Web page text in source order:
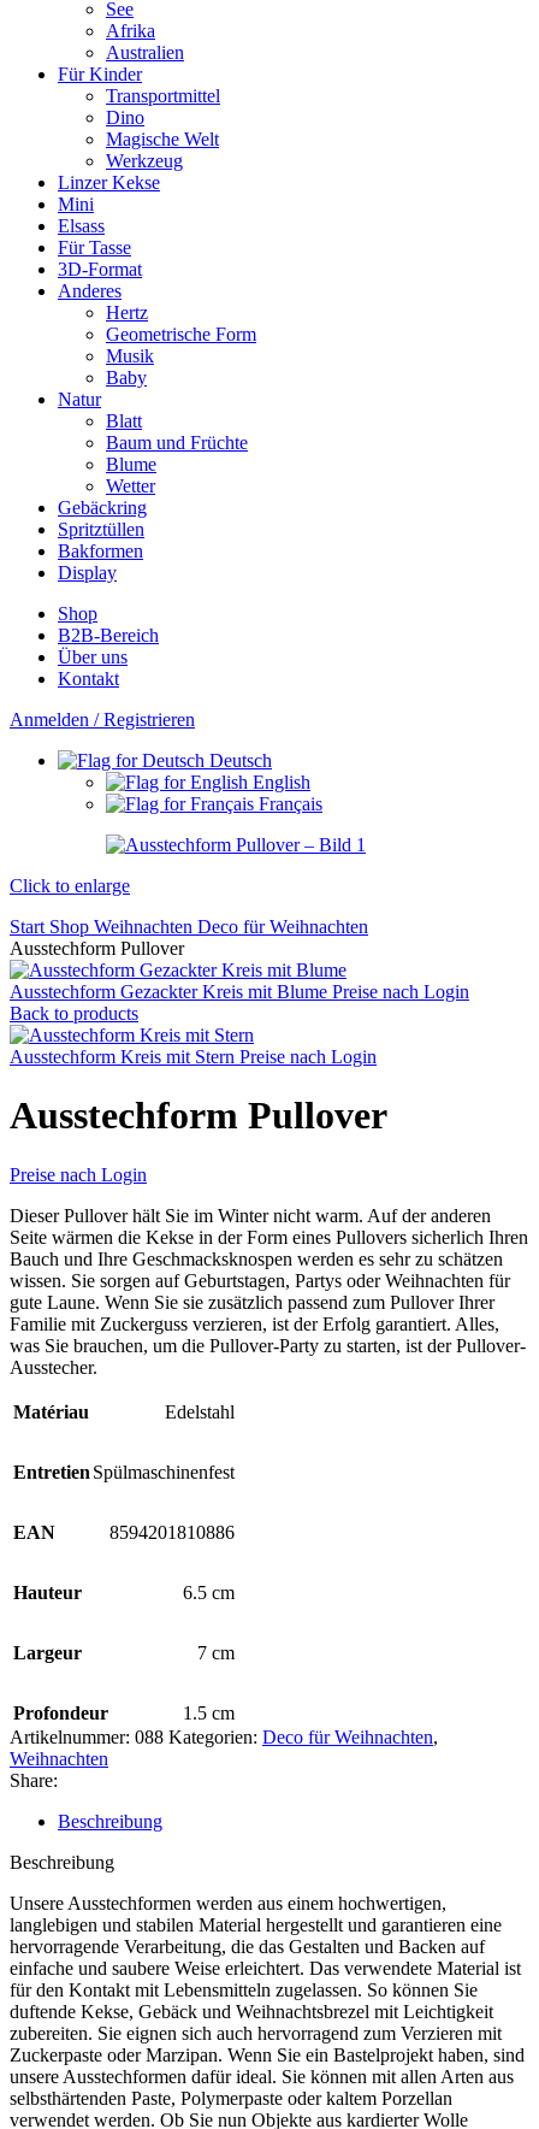
See
Afrika
Australien
Für Kinder
Transportmittel
Dino
Magische Welt
Werkzeug
Linzer Kekse
Mini
Elsass
Für Tasse
3D-Format
Anderes
Hertz
Geometrische Form
Musik
Baby
Natur
Blatt
Baum und Früchte
Blume
Wetter
Gebäckring
Spritztüllen
Bakformen
Display
Shop
B2B-Bereich
Über uns
Kontakt
Anmelden / Registrieren
Deutsch
English
Français
Click to enlarge
Start Shop Weihnachten Deco für Weihnachten
Ausstechform Pullover
Ausstechform Gezackter Kreis mit Blume Preise nach Login
Back to products
Ausstechform Kreis mit Stern Preise nach Login
Ausstechform Pullover
Preise nach Login
Dieser Pullover hält Sie im Winter nicht warm. Auf der anderen
Seite wärmen die Kekse in der Form eines Pullovers sicherlich Ihren
Bauch und Ihre Geschmacksknospen werden es sehr zu schätzen
wissen. Sie sorgen auf Geburtstagen, Partys oder Weihnachten für
gute Laune. Wenn Sie sie zusätzlich passend zum Pullover Ihrer
Familie mit Zuckerguss verzieren, ist der Erfolg garantiert. Alles,
was Sie brauchen, um die Pullover-Party zu starten, ist der Pullover-
Ausstecher.
Matériau Edelstahl
Entretien Spülmaschinenfest
EAN 8594201810886
Hauteur 6.5 cm
Largeur 7 cm
Profondeur
1.5 cm
Artikelnummer: 088 Kategorien: Deco für Weihnachten,
Weihnachten
Share:
Beschreibung
Beschreibung
Unsere Ausstechformen werden aus einem hochwertigen,
langlebigen und stabilen Material hergestellt und garantieren eine
hervorragende Verarbeitung, die das Gestalten und Backen auf
einfache und saubere Weise erleichtert. Das verwendete Material ist
für den Kontakt mit Lebensmitteln zugelassen. So können Sie
duftende Kekse, Gebäck und Weihnachtsbrezel mit Leichtigkeit
zubereiten. Sie eignen sich auch hervorragend zum Verzieren mit
Zuckerpaste oder Marzipan. Wenn Sie ein Bastelprojekt haben, sind
unsere Ausstechformen dafür ideal. Sie können mit allen Arten aus
selbsthärtenden Paste, Polymerpaste oder kaltem Porzellan
verwendet werden. Ob Sie nun Objekte aus kardierter Wolle